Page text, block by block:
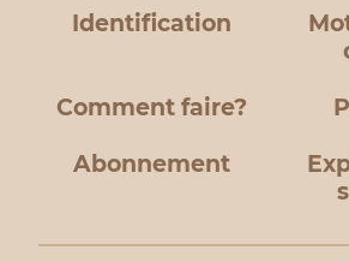
Identification
Comment faire?
Abonnement